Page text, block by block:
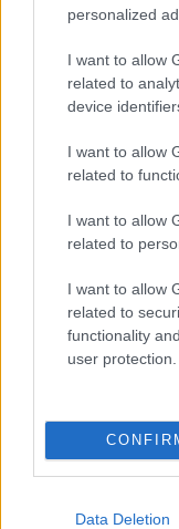
personalized
I want to allow
related to
device
I want to allow
related to
I want to allow
related to
I want to allow
related to
functionality
user protection.
Data Deletion
Montoya
Hakkinen